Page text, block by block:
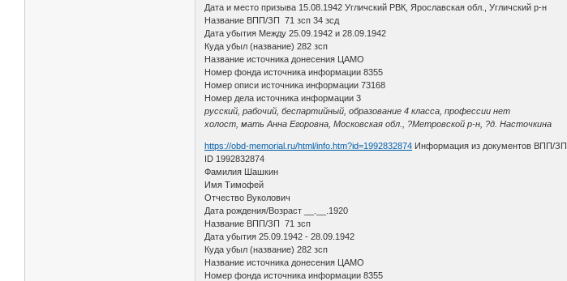
Дата и место призыва 15.08.1942 Угличский РВК, Ярославская обл., Угличский р-н
Название ВПП/ЗП 71 зсп 34 зсд
Дата убытия Между 25.09.1942 и 28.09.1942
Куда убыл (название) 282 зсп
Название источника донесения ЦАМО
Номер фонда источника информации 8355
Номер описи источника информации 73168
Номер дела источника информации 3
русский, рабочий, беспартийный, образование 4 класса, профессии нет
холост, мать Анна Егоровна, Московская обл., ?Метровской р-н, ?д. Насточкина
https://obd-memorial.ru/html/info.htm?id=1992832874 Информация из документов ВПП/ЗП
ID 1992832874
Фамилия Шашкин
Имя Тимофей
Отчество Вуколович
Дата рождения/Возраст __.__.1920
Название ВПП/ЗП 71 зсп
Дата убытия 25.09.1942 - 28.09.1942
Куда убыл (название) 282 зсп
Название источника донесения ЦАМО
Номер фонда источника информации 8355